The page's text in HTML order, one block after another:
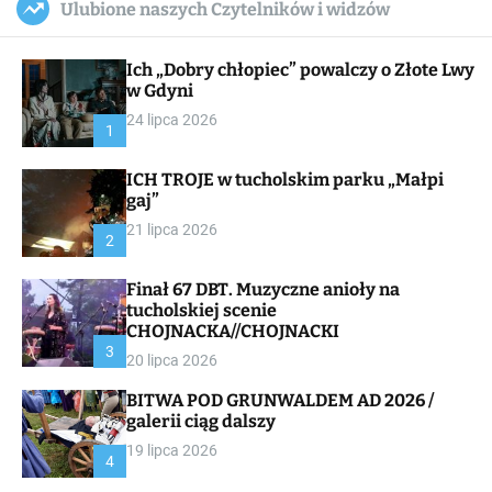
c
a
a
s
W
i
e
l
c
Ulubione naszych Czytelników i widzów
1
Ich „Dobry chłopiec” powalczy o Złote Lwy
w Gdyni
24 lipca 2026
2
ICH TROJE w tucholskim parku „Małpi
gaj”
21 lipca 2026
3
Finał 67 DBT. Muzyczne anioły na
tucholskiej scenie
CHOJNACKA//CHOJNACKI
20 lipca 2026
4
BITWA POD GRUNWALDEM AD 2026 /
galerii ciąg dalszy
19 lipca 2026